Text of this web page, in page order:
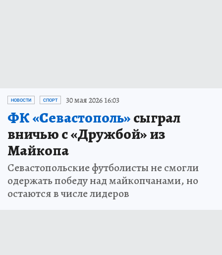
НОВОСТИ СПОРТ 30 мая 2026 16:03
ФК «Севастополь»сыграл
вничью с «Дружбой» из
Майкопа
Севастопольские футболисты не смогли
одержать победу над майкопчанами, но
остаются в числе лидеров